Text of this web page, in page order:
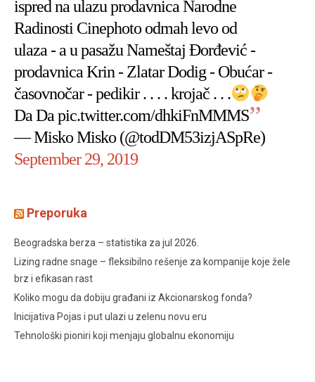
ispred na ulazu prodavnica Narodne
Radinosti Cinephoto odmah levo od
ulaza - a u pasažu Nameštaj Đorđević -
prodavnica Krin - Zlatar Dodig - Obućar -
časovnočar - pedikir . . . . krojač . . .
Da Da pic.twitter.com/dhkiFnMMMS
— Misko Misko (@todDM53izjASpRe)
September 29, 2019
Preporuka
Beogradska berza – statistika za jul 2026.
Lizing radne snage – fleksibilno rešenje za kompanije koje žele
brz i efikasan rast
Koliko mogu da dobiju građani iz Akcionarskog fonda?
Inicijativa Pojas i put ulazi u zelenu novu eru
Tehnološki pioniri koji menjaju globalnu ekonomiju